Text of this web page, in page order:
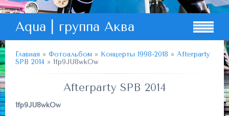
Aqua | группа Аква
Главная » Фотоальбом » Концерты 1998-2018 » Afterparty
SPB 2014 » 1fp9JU8wkOw
Afterparty SPB 2014
1fp9JU8wkOw